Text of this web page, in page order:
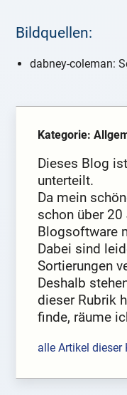
Bildquellen:
dabney-coleman:
Kategorie:
Dieses Blog
unterteilt.
Da mein
schon über
Blogsoftware
Dabei sind
Sortierungen
Deshalb
dieser Rubrik
finde, räume
alle Artikel dieser